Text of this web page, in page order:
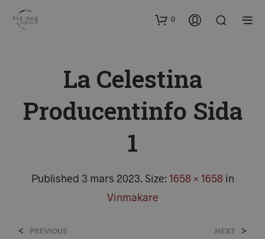
0
La Celestina
Producentinfo Sida
1
Published 3 mars 2023. Size: 1658 × 1658 in
Vinmakare
< PREVIOUS NEXT >